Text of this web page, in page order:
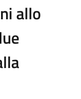
allo